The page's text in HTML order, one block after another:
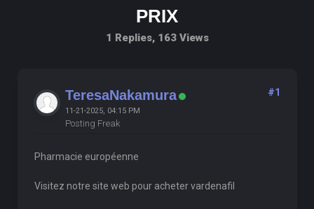
PRIX
1 Replies, 163 Views
TeresaNakamura
11-21-2025, 04:15 PM
Posting Freak
#1
Pharmacie européenne
Visitez notre site web pour acheter vardenafil